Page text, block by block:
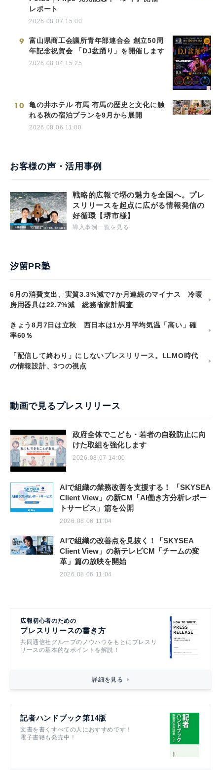
レポート
2026.08.07 15:00
9
富山県商工会議所青年部連合会 創立50周
年記念祝賀会 「DJ盆踊り」を開催します
2026.08.04 15:25
10
亀の井ホテル 有馬 有馬の歴史と文化に触
れる秋の宿泊プランを9月から展開
2026.08.06 11:00
お客様の声・活用事例
戦略的広報で堺の魅力を全国へ。プレ
スリリースを起点に広がる情報発信の
好循環【堺市様】
導入事例一覧を見る
汐留PR塾
6月の消費支出、実質3.3%減で7か月連続のマイナス 冷暖
房用器具は22.7%減 総務省家計調査
きょう8月7日は立秋 西日本は1か月平均気温「高い」確
率60％
「配信して終わり」にしないプレスリリース。LLMO時代
の情報設計、3つの視点
動画で見るプレスリリース
政府全体でこども・若者の自殺防止に向
けた取組を強化します
2026.08.07 14:00
AIで組織の業務改善を支援する！ 「SKYSEA
Client View」の新CM「AI働き方分析レポー
トサービス」篇を公開
2026.08.06 11:04
AIで組織の改善点を見抜く！「SKYSEA
Client View」の新テレビCM「チームの変
革」篇の放映を開始
2026.08.06 11:04
広報初心者のための
プレスリリースの書き方
共同通信社グループのノウハウをもとにプレスリ
リースの基本的なポイントを解説！
詳細を見る
記者ハンドブック第14版
文書を書くすべての人におすすめです！
電子書籍も発売中！